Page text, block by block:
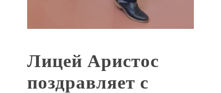
Лицей Аристос
поздравляет с